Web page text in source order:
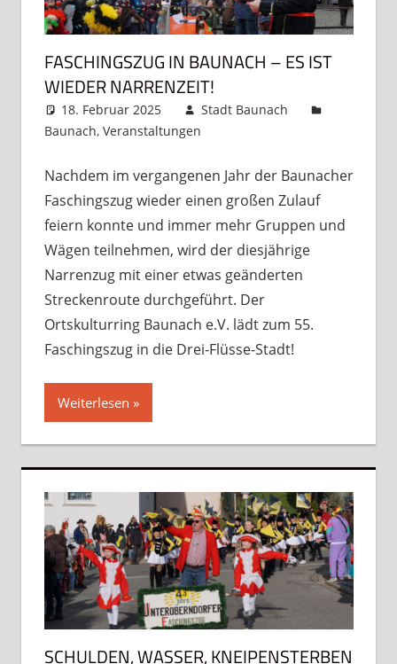
FASCHINGSZUG IN BAUNACH – ES IST
WIEDER NARRENZEIT!
18. Februar 2025
Stadt Baunach
Baunach, Veranstaltungen
Nachdem im vergangenen Jahr der Baunacher
Faschingszug wieder einen großen Zulauf
feiern konnte und immer mehr Gruppen und
Wägen teilnehmen, wird der diesjährige
Narrenzug mit einer etwas geänderten
Streckenroute durchgeführt. Der
Ortskulturring Baunach e.V. lädt zum 55.
Faschingszug in die Drei-Flüsse-Stadt!
Weiterlesen
SCHULDEN, WASSER, KNEIPENSTERBEN